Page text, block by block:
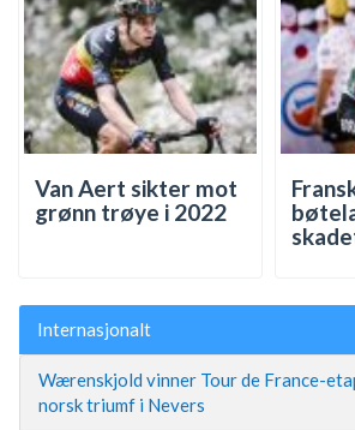
Van Aert sikter mot
grønn trøye i 2022
Internasjonalt
Wærenskjold vinner Tour de France-
norsk triumf i Nevers